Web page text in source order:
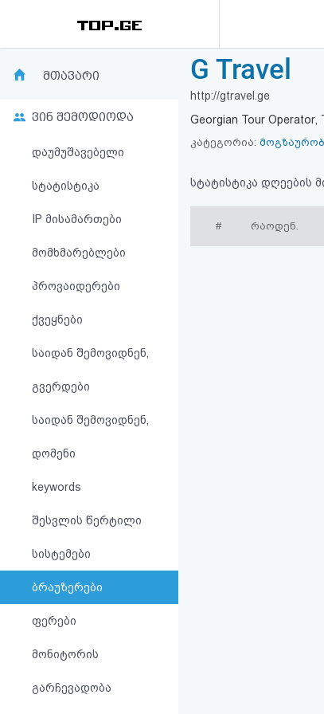
რეიტინგი
კითხვა-
პასუხი
ავტორიზაცია
რეგისტრაცია
სალიცენზიო
შეთანხმება
პასუხისმგებლობის
უარყოფა
მთავარი
ვინ შემოდიოდა
დაუმუშავებელი
სტატისტიკა
IP მისამართები
მომხმარებლები
პროვაიდერები
ქვეყნები
საიდან შემოვიდნენ,
გვერდები
საიდან შემოვიდნენ,
დომენი
keywords
შესვლის წერტილი
სისტემები
ბრაუზერები
ფერები
მონიტორის
გარჩევადობა
G Travel
http://gtravel.ge
Georgian Tour Operator,
კატეგორია:
სტატისტიკა დღეების
# რაოდენ.